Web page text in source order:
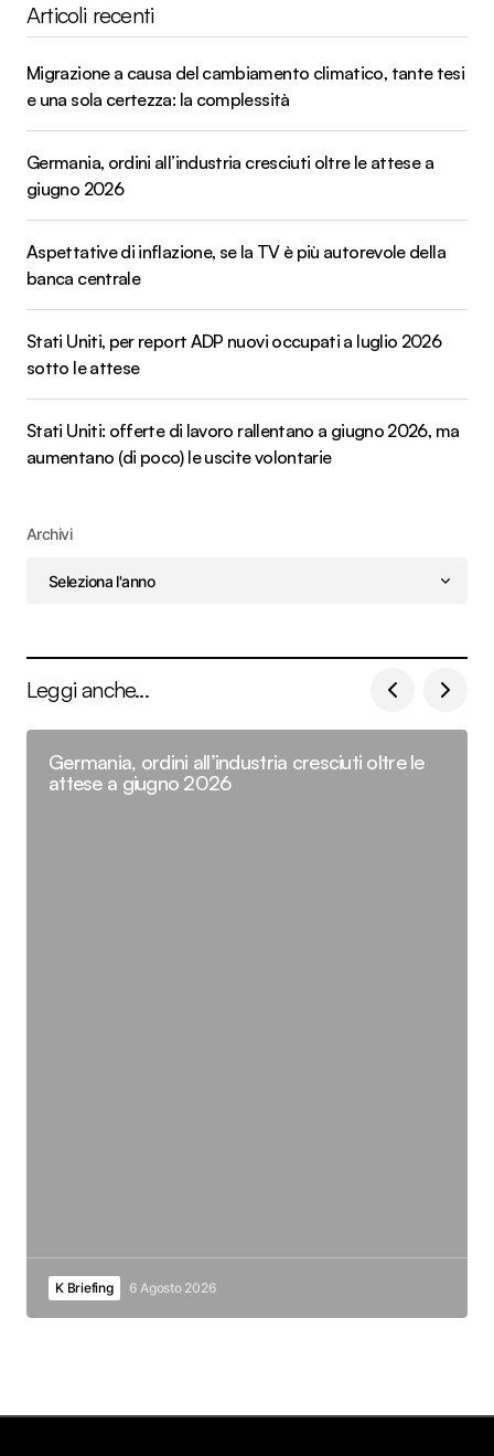
Articoli recenti
Migrazione a causa del cambiamento climatico, tante tesi
e una sola certezza: la complessità
Germania, ordini all’industria cresciuti oltre le attese a
giugno 2026
Aspettative di inflazione, se la TV è più autorevole della
banca centrale
Stati Uniti, per report ADP nuovi occupati a luglio 2026
sotto le attese
Stati Uniti: offerte di lavoro rallentano a giugno 2026, ma
aumentano (di poco) le uscite volontarie
Archivi
Leggi anche...
Germania, ordini all’industria cresciuti oltre le
attese a giugno 2026
K Briefing 6 Agosto 2026